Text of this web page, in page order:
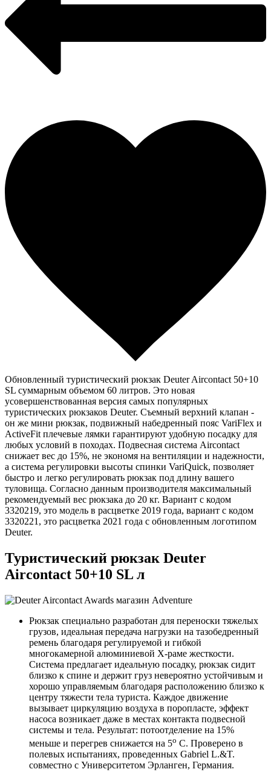
Обновленный туристический рюкзак Deuter Aircontact 50+10
SL суммарным объемом 60 литров. Это новая
усовершенствованная версия самых популярных
туристических рюкзаков Deuter. Съемный верхний клапан -
он же мини рюкзак, подвижный набедренный пояс VariFlex и
ActiveFit плечевые лямки гарантируют удобную посадку для
любых условий в походах. Подвесная система Aircontact
снижает вес до 15%, не экономя на вентиляции и надежности,
а система регулировки высоты спинки VariQuick, позволяет
быстро и легко регулировать рюкзак под длину вашего
туловища. Согласно данным производителя максимальный
рекомендуемый вес рюкзака до 20 кг. Вариант с кодом
3320219, это модель в расцветке 2019 года, вариант с кодом
3320221, это расцветка 2021 года с обновленным логотипом
Deuter.
Туристический рюкзак Deuter
Aircontact 50+10 SL л
Рюкзак специально разработан для переноски тяжелых
грузов, идеальная передача нагрузки на тазобедренный
ремень благодаря регулируемой и гибкой
многокамерной алюминиевой X-раме жесткости.
Система предлагает идеальную посадку, рюкзак сидит
близко к спине и держит груз невероятно устойчивым и
хорошо управляемым благодаря расположению близко к
центру тяжести тела туриста. Каждое движение
вызывает циркуляцию воздуха в поропласте, эффект
насоса возникает даже в местах контакта подвесной
системы и тела. Результат: потоотделение на 15%
меньше и перегрев снижается на 5о С. Проверено в
полевых испытаниях, проведенных Gabriel L.&T.
совместно с Университетом Эрланген, Германия.